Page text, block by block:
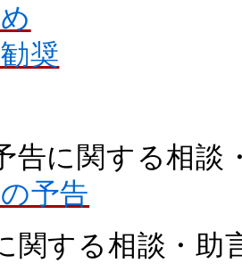
奨
に関する相談
予告
する相談・助